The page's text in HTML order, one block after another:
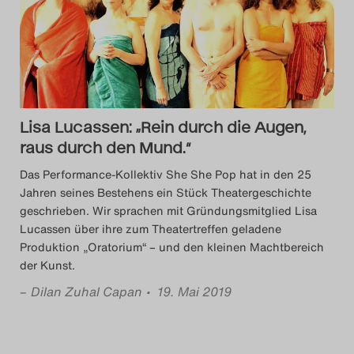
Das Theatertreffen-Blog
2014
Das Theatertreffen-Blog
2015
Das Theatertreffen-Blog
2016
Das Theatertreffen-Blog
Lisa Lucassen: „Rein durch die Augen,
raus durch den Mund.“
Das Performance-Kollektiv She She Pop hat in den 25
Jahren seines Bestehens ein Stück Theatergeschichte
geschrieben. Wir sprachen mit Gründungsmitglied Lisa
Lucassen über ihre zum Theatertreffen geladene
Produktion „Oratorium“ – und den kleinen Machtbereich
der Kunst.
– Dilan Zuhal Capan • 19. Mai 2019